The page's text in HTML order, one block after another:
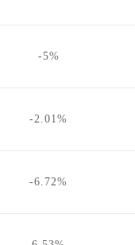
-5%
-2.01%
-6.72%